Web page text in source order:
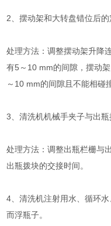
2、摆动架和大转盘错位后的
处理方法：调整摆动架升降
有5～10 mm的间隙，摆动
～10 mm的间隙且不能相碰
3、清洗机机械手夹子与出瓶
处理方法：调整出瓶栏栅与
出瓶拨块的交接时间。
4、清洗机注射用水、循环
而浮瓶子。